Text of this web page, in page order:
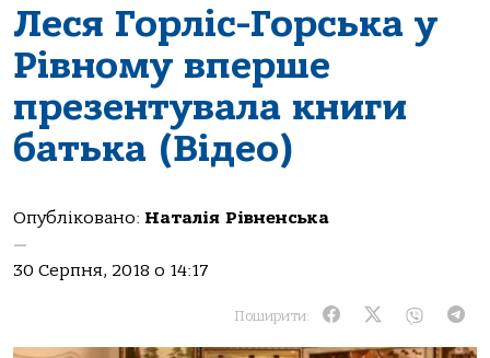
Леся Горліс-Горська у
Рівному вперше
презентувала книги
батька (Відео)
Опубліковано: Наталія Рівненська
—
30 Серпня, 2018 о 14:17
Поширити: